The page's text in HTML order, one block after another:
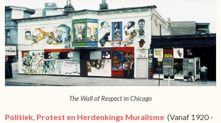
The Wall of Respect in Chicago
Politiek, Protest en Herdenkings Muralisme (Vanaf 1920 -